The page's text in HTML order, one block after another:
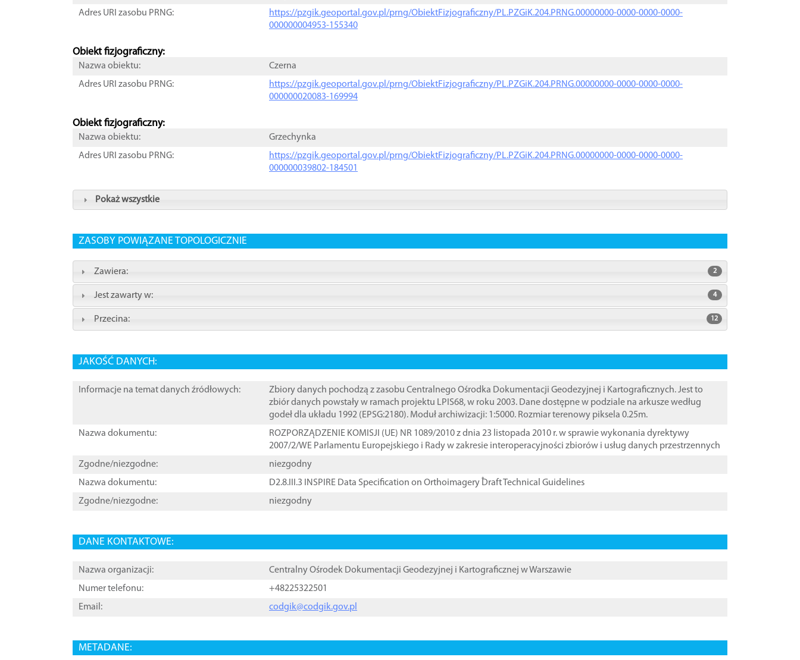
Adres URI zasobu PRNG:
https://pzgik.geoportal.gov.pl/prng/ObiektFizjograficzny/PL.PZGiK.204.PRNG.00000000-0000-0000-0000-
000000004953-155340
Obiekt fizjograficzny:
Nazwa obiektu:
Czerna
Adres URI zasobu PRNG:
https://pzgik.geoportal.gov.pl/prng/ObiektFizjograficzny/PL.PZGiK.204.PRNG.00000000-0000-0000-0000-
000000020083-169994
Obiekt fizjograficzny:
Nazwa obiektu:
Grzechynka
Adres URI zasobu PRNG:
https://pzgik.geoportal.gov.pl/prng/ObiektFizjograficzny/PL.PZGiK.204.PRNG.00000000-0000-0000-0000-
000000039802-184501
Pokaż wszystkie
ZASOBY POWIĄZANE TOPOLOGICZNIE
Zawiera: 2
Jest zawarty w: 4
Przecina: 12
JAKOŚĆ DANYCH:
Informacje na temat danych źródłowych:
Zbiory danych pochodzą z zasobu Centralnego Ośrodka Dokumentacji Geodezyjnej i Kartograficznych. Jest to
zbiór danych powstały w ramach projektu LPIS68, w roku 2003. Dane dostępne w podziale na arkusze według
godeł dla układu 1992 (EPSG:2180). Moduł archiwizacji: 1:5000. Rozmiar terenowy piksela 0.25m.
Nazwa dokumentu:
ROZPORZĄDZENIE KOMISJI (UE) NR 1089/2010 z dnia 23 listopada 2010 r. w sprawie wykonania dyrektywy
2007/2/WE Parlamentu Europejskiego i Rady w zakresie interoperacyjności zbiorów i usług danych przestrzennych
Zgodne/niezgodne:
niezgodny
Nazwa dokumentu:
D2.8.III.3 INSPIRE Data Specification on Orthoimagery ֠Draft Technical Guidelines
Zgodne/niezgodne:
niezgodny
DANE KONTAKTOWE:
Nazwa organizacji:
Centralny Ośrodek Dokumentacji Geodezyjnej i Kartograficznej w Warszawie
Numer telefonu:
+48225322501
Email:
codgik@codgik.gov.pl
METADANE: